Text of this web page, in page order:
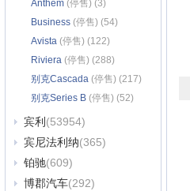
Anthem (停售) (3)
Business (停售) (54)
Avista (停售) (122)
Riviera (停售) (288)
别克Cascada (停售) (217)
别克Series B (停售) (52)
宾利 (53954)
宾尼法利纳(365)
铂驰(609)
博郡汽车(292)